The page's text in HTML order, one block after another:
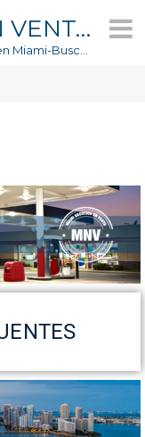
MIAMI NEGOCIOS EN VENTA